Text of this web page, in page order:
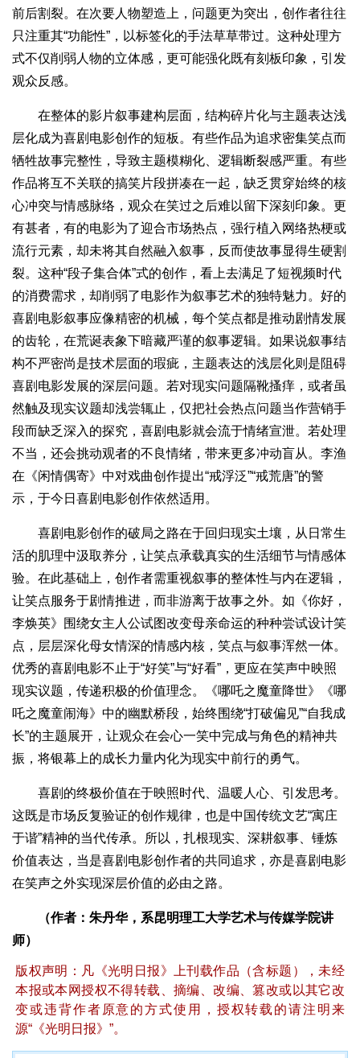
前后割裂。在次要人物塑造上，问题更为突出，创作者往往
只注重其“功能性”，以标签化的手法草草带过。这种处理方
式不仅削弱人物的立体感，更可能强化既有刻板印象，引发
观众反感。
在整体的影片叙事建构层面，结构碎片化与主题表达浅
层化成为喜剧电影创作的短板。有些作品为追求密集笑点而
牺牲故事完整性，导致主题模糊化、逻辑断裂感严重。有些
作品将互不关联的搞笑片段拼凑在一起，缺乏贯穿始终的核
心冲突与情感脉络，观众在笑过之后难以留下深刻印象。更
有甚者，有的电影为了迎合市场热点，强行植入网络热梗或
流行元素，却未将其自然融入叙事，反而使故事显得生硬割
裂。这种“段子集合体”式的创作，看上去满足了短视频时代
的消费需求，却削弱了电影作为叙事艺术的独特魅力。好的
喜剧电影叙事应像精密的机械，每个笑点都是推动剧情发展
的齿轮，在荒诞表象下暗藏严谨的叙事逻辑。如果说叙事结
构不严密尚是技术层面的瑕疵，主题表达的浅层化则是阻碍
喜剧电影发展的深层问题。若对现实问题隔靴搔痒，或者虽
然触及现实议题却浅尝辄止，仅把社会热点问题当作营销手
段而缺乏深入的探究，喜剧电影就会流于情绪宣泄。若处理
不当，还会挑动观者的不良情绪，带来更多冲动盲从。李渔
在《闲情偶寄》中对戏曲创作提出“戒浮泛”“戒荒唐”的警
示，于今日喜剧电影创作依然适用。
喜剧电影创作的破局之路在于回归现实土壤，从日常生
活的肌理中汲取养分，让笑点承载真实的生活细节与情感体
验。在此基础上，创作者需重视叙事的整体性与内在逻辑，
让笑点服务于剧情推进，而非游离于故事之外。如《你好，
李焕英》围绕女主人公试图改变母亲命运的种种尝试设计笑
点，层层深化母女情深的情感内核，笑点与叙事浑然一体。
优秀的喜剧电影不止于“好笑”与“好看”，更应在笑声中映照
现实议题，传递积极的价值理念。《哪吒之魔童降世》《哪
吒之魔童闹海》中的幽默桥段，始终围绕“打破偏见”“自我成
长”的主题展开，让观众在会心一笑中完成与角色的精神共
振，将银幕上的成长力量内化为现实中前行的勇气。
喜剧的终极价值在于映照时代、温暖人心、引发思考。
这既是市场反复验证的创作规律，也是中国传统文艺“寓庄
于谐”精神的当代传承。所以，扎根现实、深耕叙事、锤炼
价值表达，当是喜剧电影创作者的共同追求，亦是喜剧电影
在笑声之外实现深层价值的必由之路。
（作者：朱丹华，系昆明理工大学艺术与传媒学院讲
师）
版权声明：凡《光明日报》上刊载作品（含标题），未经
本报或本网授权不得转载、摘编、改编、篡改或以其它改
变或违背作者原意的方式使用，授权转载的请注明来
源“《光明日报》”。